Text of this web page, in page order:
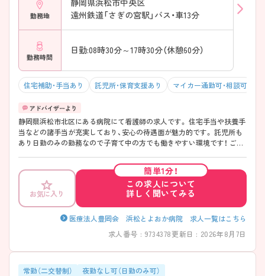
勤務地
静岡県浜松市中央区
遠州鉄道「さぎの宮駅」バス・車13分
勤務時間
日勤:08時30分～17時30分（休憩60分）
住宅補助・手当あり 託児所・保育支援あり マイカー通勤可・相談可
静岡県浜松市北区にある病院にて看護師の求人です。 住宅手当や扶養手
当などの諸手当が充実しており、安心の待遇面が魅力的です。 託児所も
あり日勤のみの勤務なので子育て中の方でも働きやすい環境です！ ご興
お気に入り
簡単1分！
この求人について
詳しく聞いてみる
医療法人豊岡会 浜松とよおか病院 求人一覧はこちら
求人番号 : 9734378更新日 : 2026年8月7日
常勤（二交替制） 夜勤なし可（日勤のみ可）